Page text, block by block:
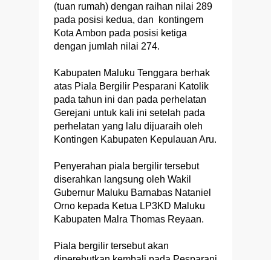
(tuan rumah) dengan raihan nilai 289
pada posisi kedua, dan kontingem
Kota Ambon pada posisi ketiga
dengan jumlah nilai 274.
Kabupaten Maluku Tenggara berhak
atas Piala Bergilir Pesparani Katolik
pada tahun ini dan pada perhelatan
Gerejani untuk kali ini setelah pada
perhelatan yang lalu dijuaraih oleh
Kontingen Kabupaten Kepulauan Aru.
Penyerahan piala bergilir tersebut
diserahkan langsung oleh Wakil
Gubernur Maluku Barnabas Nataniel
Orno kepada Ketua LP3KD Maluku
Kabupaten Malra Thomas Reyaan.
Piala bergilir tersebut akan